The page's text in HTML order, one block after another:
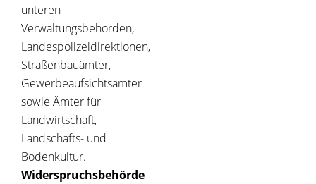
unteren
Verwaltungsbehörden,
Landespolizeidirektionen,
Straßenbauämter,
Gewerbeaufsichtsämter
sowie Ämter für
Landwirtschaft,
Landschafts- und
Bodenkultur.
Widerspruchsbehörde